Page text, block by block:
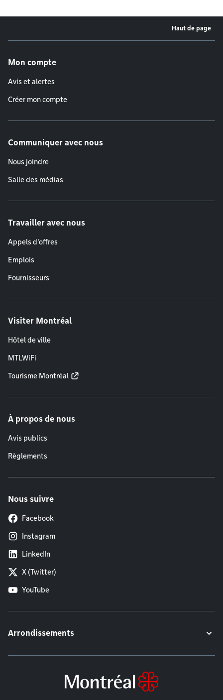
Haut de page
Mon compte
Avis et alertes
Créer mon compte
Communiquer avec nous
Nous joindre
Salle des médias
Travailler avec nous
Appels d'offres
Emplois
Fournisseurs
Visiter Montréal
Hôtel de ville
MTLWiFi
Tourisme Montréal
À propos de nous
Avis publics
Règlements
Nous suivre
Facebook
Instagram
LinkedIn
X (Twitter)
YouTube
Arrondissements